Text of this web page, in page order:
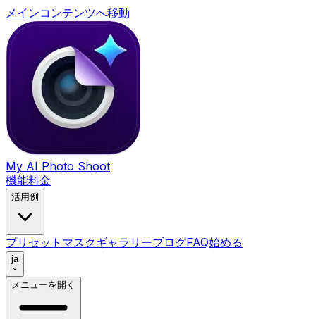
メインコンテンツへ移動
My AI Photo Shoot
機能料金
活用例
プリセット マスクギャラリーブログFAQ始める
ja
メニューを開く